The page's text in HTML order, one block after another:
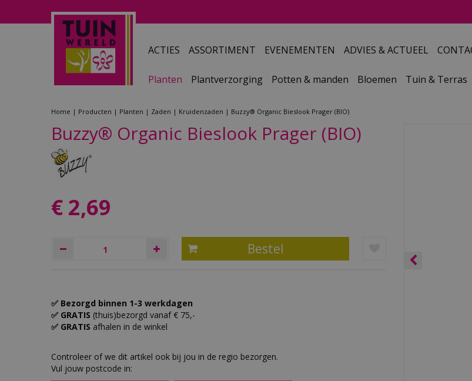
Home Producten Planten Zaden Kruidenzaden Buzzy® Organic Bieslook Prager (BIO)
ACTIES ASSORTIMENT EVENEMENTEN ADVIES & ACTUEEL
Planten Plantverzorging Potten & manden Bloemen Tuin & Terras
Buzzy® Organic Bieslook Prager (BIO)
€ 2,69
✅ Bezorgd binnen 1-3 werkdagen
✅ GRATIS (thuis)bezorgd vanaf € 75,-
✅ GRATIS afhalen in de winkel
Controleer of we dit artikel ook bij jou in de regio bezorgen.
Vul jouw postcode in: